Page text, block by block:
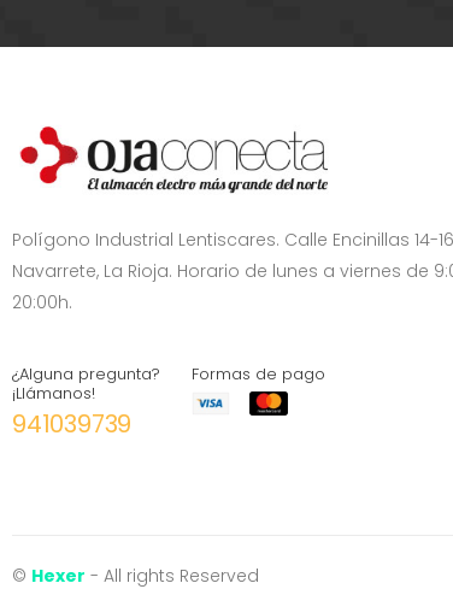
Polígono Industrial Lentiscares. Calle Encinillas 14-
Navarrete, La Rioja. Horario de lunes a viernes de
20:00h.
¿Alguna pregunta?
¡Llámanos!
941039739
Formas de pago
© Hexer - All rights Reserved